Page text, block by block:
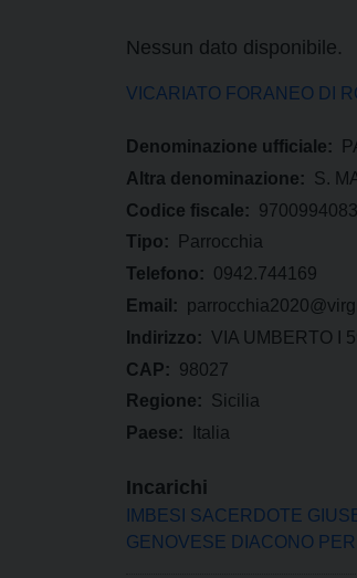
Nessun dato disponibile.
VICARIATO FORANEO DI
Denominazione ufficiale:
Altra denominazione: S.
Codice fiscale:
Tipo:
Parrocchia
Telefono: 0942.744169
Email:
Indirizzo: VIA UMBERTO I
CAP: 98027
Regione: Sicilia
Paese:
Italia
Incarichi
IMBESI SACERDOTE
GENOVESE DIACONO